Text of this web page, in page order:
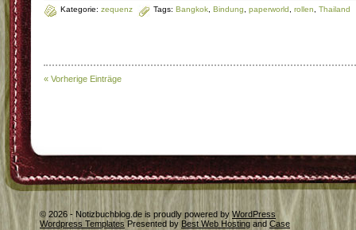
Kategorie: zequenz Tags: Bangkok Bindung paperworld rollen Thailand
« Vorherige Einträge
© 2026 - Notizbuchblog.de is proudly powered by WordPress
Wordpress Templates Presented by Best Web Hosting and Case